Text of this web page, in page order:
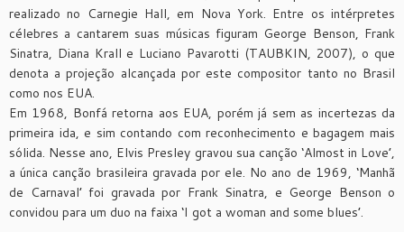
realizado no Carnegie Hall, em Nova York. Entre os intérpretes
célebres a cantarem suas músicas figuram George Benson, Frank
Sinatra, Diana Krall e Luciano Pavarotti (TAUBKIN, 2007), o que
denota a projeção alcançada por este compositor tanto no Brasil
como nos EUA.
Em 1968, Bonfá retorna aos EUA, porém já sem as incertezas da
primeira ida, e sim contando com reconhecimento e bagagem mais
sólida. Nesse ano, Elvis Presley gravou sua canção ‘Almost in Love’,
a única canção brasileira gravada por ele. No ano de 1969, ‘Manhã
de Carnaval’ foi gravada por Frank Sinatra, e George Benson o
convidou para um duo na faixa ‘I got a woman and some blues’.